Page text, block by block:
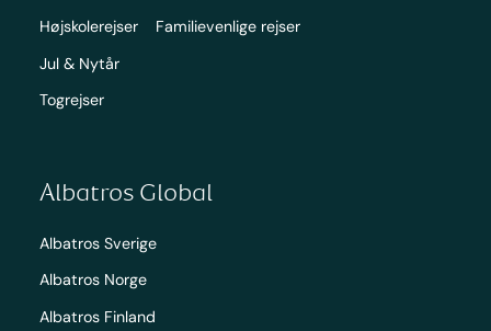
Højskolerejser
Jul & Nytår
Togrejser
Familievenlige rejser
Albatros Global
Albatros Sverige
Albatros Norge
Albatros Finland